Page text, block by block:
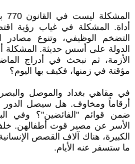
أداة. المشكلة في غياب رؤية
التضخم الوظيفي، وتنوع مصادر
الدولة على أسس حديثة. المشكلة
الأزمة، ثم نبحث في أدراج
مؤقتة في زمنها، فكيف بها اليوم؟
في مقاهي بغداد والموصل
أرقاماً ومخاوف. هل سيصل الدور
ضمن قوائم "الفائضين"؟ وفي
الأسر عن مصير قوت أطفالهن. خلف
الكبيرة، هناك آلاف القصص
ما ستسفر عنه الأيام.